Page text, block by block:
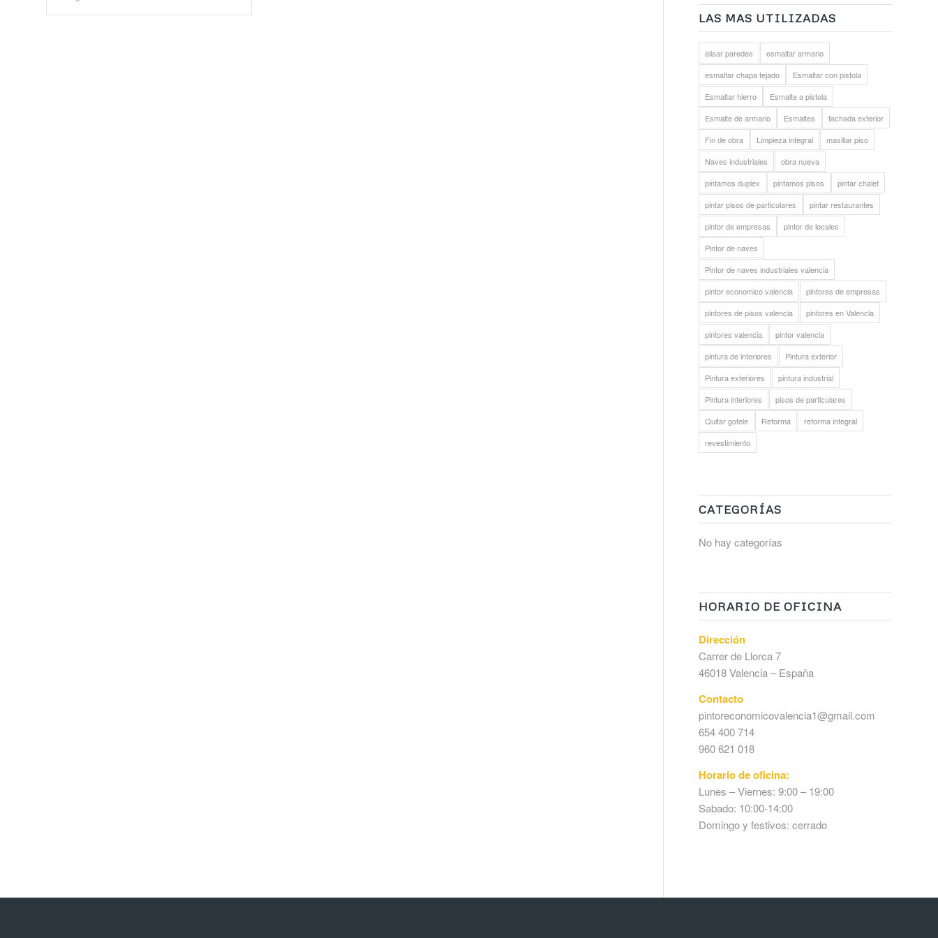
LAS MAS UTILIZADAS
alisar paredes
esmaltar armario
esmaltar chapa tejado
Esmaltar con pistola
Esmaltar hierro
Esmalte a pistola
Esmalte de armario
Esmaltes
fachada exterior
Fin de obra
Limpieza integral
masillar piso
Naves industriales
obra nueva
pintamos duplex
pintamos pisos
pintar chalet
pintar pisos de particulares
pintar restaurantes
pintor de empresas
pintor de locales
Pintor de naves
Pintor de naves industriales valencia
pintor economico valencia
pintores de empresas
pintores de pisos valencia
pintores en Valencia
pintores valencia
pintor valencia
pintura de interiores
Pintura exterior
Pintura exteriores
pintura industrial
Pintura interiores
pisos de particulares
Quitar gotele
Reforma
reforma integral
revestimiento
CATEGORÍAS
No hay categorías
HORARIO DE OFICINA
Dirección
Carrer de Llorca 7
46018 Valencia – España
Contacto
pintoreconomicovalencia1@gmail.com
654 400 714
960 621 018
Horario de oficina:
Lunes – Viernes: 9:00 – 19:00
Sabado: 10:00-14:00
Domingo y festivos: cerrado